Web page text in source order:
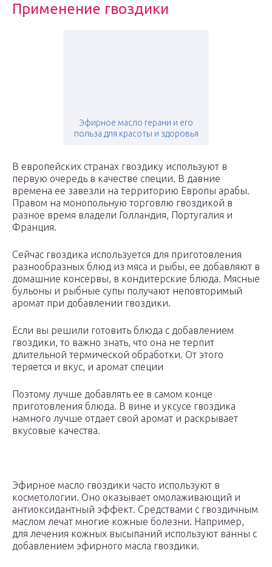
Применение гвоздики
Эфирное масло герани и его
польза для красоты и здоровья
В европейских странах гвоздику используют в
первую очередь в качестве специи. В давние
времена ее завезли на территорию Европы арабы.
Правом на монопольную торговлю гвоздикой в
разное время владели Голландия, Португалия и
Франция.
Сейчас гвоздика используется для приготовления
разнообразных блюд из мяса и рыбы, ее добавляют в
домашние консервы, в кондитерские блюда. Мясные
бульоны и рыбные супы получают неповторимый
аромат при добавлении гвоздики.
Если вы решили готовить блюда с добавлением
гвоздики, то важно знать, что она не терпит
длительной термической обработки. От этого
теряется и вкус, и аромат специи
Поэтому лучше добавлять ее в самом конце
приготовления блюда. В вине и уксусе гвоздика
намного лучше отдает свой аромат и раскрывает
вкусовые качества.
Эфирное масло гвоздики часто используют в
косметологии. Оно оказывает омолаживающий и
антиоксидантный эффект. Средствами с гвоздичным
маслом лечат многие кожные болезни. Например,
для лечения кожных высыпаний используют ванны с
добавлением эфирного масла гвоздики.